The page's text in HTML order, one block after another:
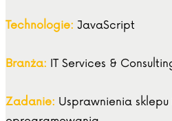
Technologie: JavaScript
Branża: IT Services &
Zadanie: Usprawnienia